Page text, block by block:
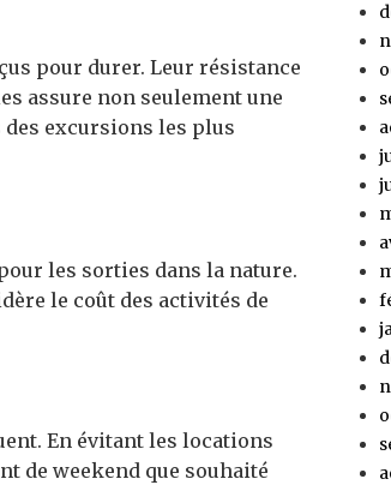
pour durer. Leur résistance
assure non seulement une
excursions les plus
les sorties dans la nature.
le coût des activités de
En évitant les locations
de weekend que souhaité